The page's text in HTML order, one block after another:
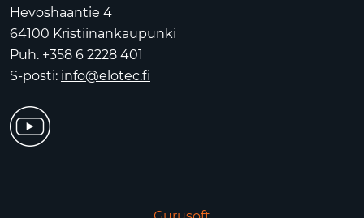
Hevoshaantie 4
64100 Kristiinankaupunki
Puh. +358 6 2228 401
S-posti: info@elotec.fi